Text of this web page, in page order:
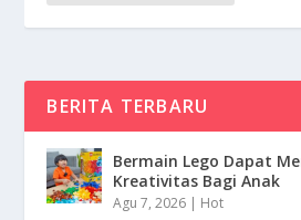
BERITA TERBARU
Bermain Lego Dapat
Kreativitas Bagi Anak
Agu 7, 2026 | Hot